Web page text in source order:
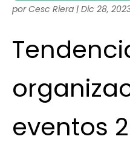
eventos
porCesc Riera | Dic 28,